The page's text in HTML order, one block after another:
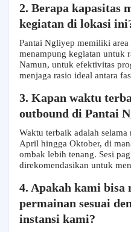
2. Berapa kapasitas
kegiatan di lokasi
Pantai Ngliyep memiliki area
menampung kegiatan untuk
Namun, untuk efektivitas
menjaga rasio ideal antara
3. Kapan waktu
outbound di Pantai
Waktu terbaik adalah
April hingga Oktober, di
ombak lebih tenang. Sesi
direkomendasikan untuk
4. Apakah kami bisa
permainan sesuai
instansi kami?